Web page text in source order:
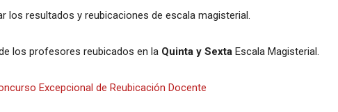
los resultados y reubicaciones de escala magisterial.
los profesores reubicados en la Quinta y Sexta Escala Magisterial.
Excepcional de Reubicación Docente